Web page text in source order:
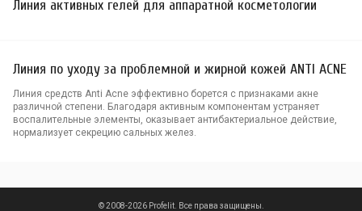
Линия активных гелей для аппаратной косметологии
Линия по уходу за проблемной и жирной кожей ANTI ACNE
Линия средств Anti Acne эффективно борется с признаками акне
различной степени. Благодаря активным компонентам устраняет
воспалительные элементы, оказывает антибактериальное действие,
нормализует секрецию сальных желез.
© 2008-2026 Profelit. Все права защищены.